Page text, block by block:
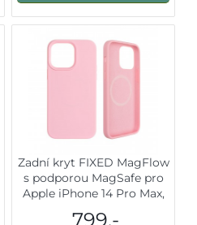
Zadní kryt FIXED MagFlow
s podporou MagSafe pro
Apple iPhone 14 Pro Max,
799,-